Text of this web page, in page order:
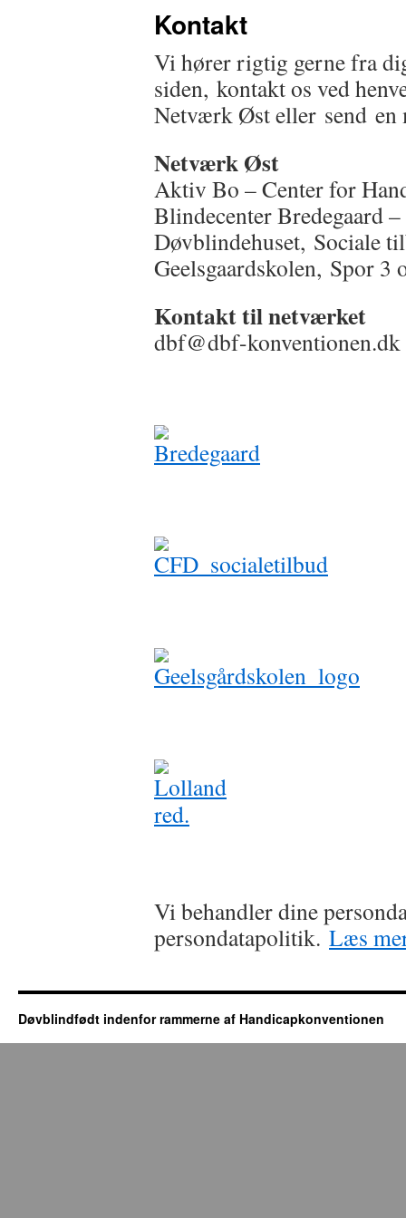
Kontakt
Vi hører rigtig gerne fra
siden, kontakt os ved
Netværk Øst eller send en
Netværk Øst
Aktiv Bo – Center for
Blindecenter Bredegaard
Døvblindehuset, Sociale
Geelsgaardskolen, Spor 3
Kontakt til netværket
dbf@dbf-konventionen.dk
Vi behandler dine
persondatapolitik. Læs
Døvblindfødt indenfor rammerne af Handicapkonventionen